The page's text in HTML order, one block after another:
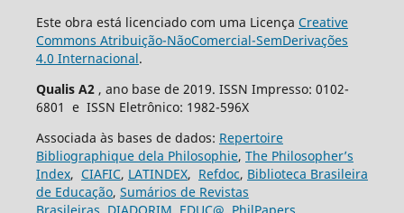
Este obra está licenciado com uma Licença Creative
Commons Atribuição-NãoComercial-SemDerivações
4.0 Internacional.
Qualis A2 , ano base de 2019. ISSN Impresso: 0102-
6801 e ISSN Eletrônico: 1982-596X
Associada às bases de dados: Repertoire
Bibliographique dela Philosophie, The Philosopher’s
Index, CIAFIC, LATINDEX, Refdoc, Biblioteca Brasileira
de Educação, Sumários de Revistas